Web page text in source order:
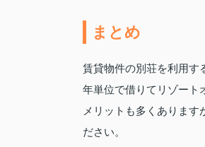
まとめ
賃貸物件の別荘を利用す
年単位で借りてリゾート
メリットも多くありま
ださい。